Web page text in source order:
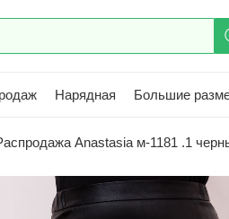
Нарядная Большие
Anastasia м-1181 .1